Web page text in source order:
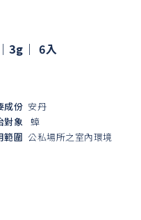
3g｜ 6入
成份 安丹
對象 蟑
範圍 公私場所之室內環境